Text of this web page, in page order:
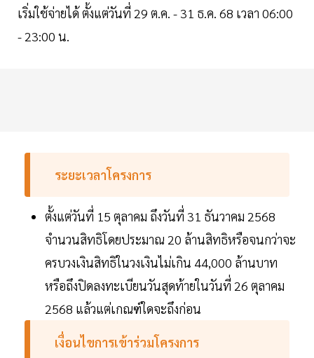
เริ่มใช้จ่ายได้ ตั้งแต่วันที่ 29 ต.ค. - 31 ธ.ค. 68 เวลา 06:00
- 23:00 น.
ระยะเวลาโครงการ
ตั้งแต่วันที่ 15 ตุลาคม ถึงวันที่ 31 ธันวาคม 2568
จำนวนสิทธิโดยประมาณ 20 ล้านสิทธิหรือจนกว่าจะ
ครบวงเงินสิทธิในวงเงินไม่เกิน 44,000 ล้านบาท
หรือถึงปิดลงทะเบียนวันสุดท้ายในวันที่ 26 ตุลาคม
2568 แล้วแต่เกณฑ์ใดจะถึงก่อน
เงื่อนไขการเข้าร่วมโครงการ